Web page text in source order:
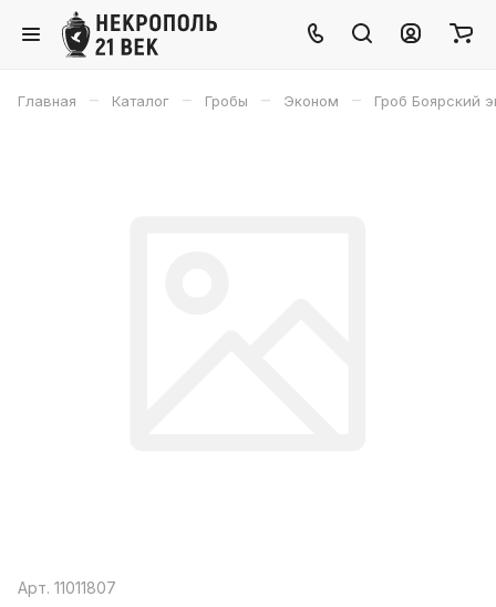
Главная – Каталог – Гробы – Эконом – Гроб Боярский
Арт. 11011807